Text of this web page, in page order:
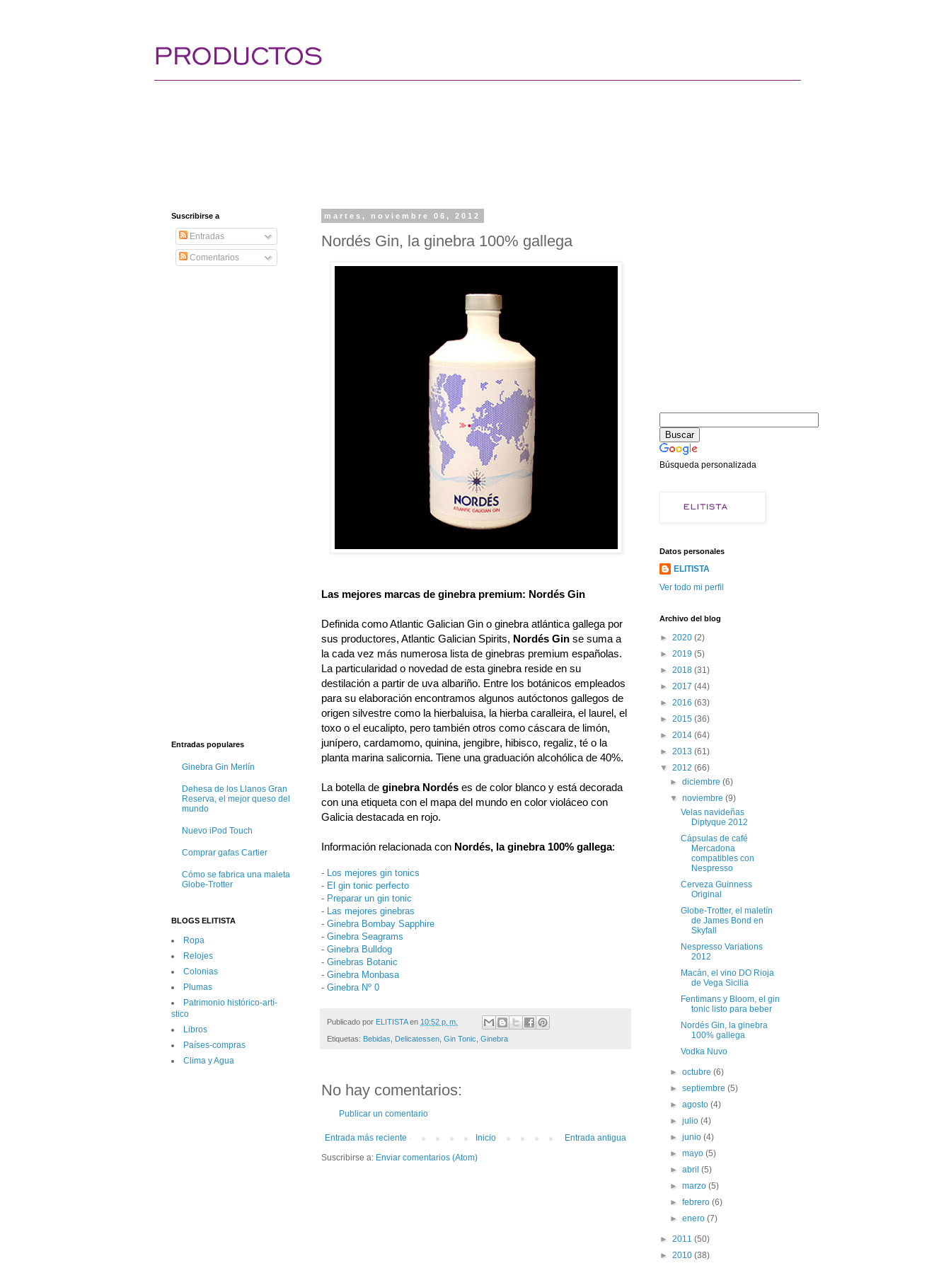
martes, noviembre 06, 2012
Nordés Gin, la ginebra 100% gallega
Las mejores marcas de ginebra premium: Nordés Gin
Definida como Atlantic Galician Gin o ginebra atlántica gallega por
sus productores, Atlantic Galician Spirits, Nordés Gin se suma a
la cada vez más numerosa lista de ginebras premium españolas.
La particularidad o novedad de esta ginebra reside en su
destilación a partir de uva albariño. Entre los botánicos empleados
para su elaboración encontramos algunos autóctonos gallegos de
origen silvestre como la hierbaluisa, la hierba caralleira, el laurel, el
toxo o el eucalipto, pero también otros como cáscara de limón,
junípero, cardamomo, quinina, jengibre, hibisco, regaliz, té o la
planta marina salicornia. Tiene una graduación alcohólica de 40%.
La botella de ginebra Nordés es de color blanco y está decorada
con una etiqueta con el mapa del mundo en color violáceo con
Galicia destacada en rojo.
Información relacionada con Nordés, la ginebra 100% gallega:
- Los mejores gin tonics
- El gin tonic perfecto
- Preparar un gin tonic
- Las mejores ginebras
- Ginebra Bombay Sapphire
- Ginebra Seagrams
- Ginebra Bulldog
- Ginebras Botanic
- Ginebra Monbasa
- Ginebra Nº 0
Publicado por ELITISTA en 10:52 p. m.
Etiquetas: Bebidas Delicatessen Gin Tonic Ginebra
No hay comentarios:
Publicar un comentario
Entrada más reciente Entrada antigua
Inicio
Suscribirse a: Enviar comentarios (Atom)
Suscribirse a
Entradas
Comentarios
Entradas populares
Ginebra Gin Merlín
Dehesa de los Llanos Gran
Reserva, el mejor queso del
mundo
Nuevo iPod Touch
Comprar gafas Cartier
Cómo se fabrica una maleta
Globe-Trotter
BLOGS ELITISTA
Ropa
Relojes
Colonias
Plumas
Patrimonio histórico-artí­
stico
Libros
Paí­ses-compras
Clima y Agua
Búsqueda personalizada
Datos personales
ELITISTA
Ver todo mi perfil
Archivo del blog
► 2020 (2)
► 2019 (5)
► 2018 (31)
► 2017 (44)
► 2016 (63)
► 2015 (36)
► 2014 (64)
► 2013 (61)
▼ 2012 (66)
►diciembre(6)
▼noviembre(9)
Velas navideñas
Diptyque 2012
Cápsulas de café
Mercadona
compatibles con
Nespresso
Cerveza Guinness
Original
Globe-Trotter, el maletín
de James Bond en
Skyfall
Nespresso Variations
2012
Macán, el vino DO Rioja
de Vega Sicilia
Fentimans y Bloom, el gin
tonic listo para beber
Nordés Gin, la ginebra
100% gallega
Vodka Nuvo
►octubre(6)
►septiembre(5)
►agosto(4)
►julio(4)
►junio(4)
►mayo(5)
►abril(5)
►marzo(5)
►febrero(6)
►enero(7)
► 2011 (50)
► 2010 (38)